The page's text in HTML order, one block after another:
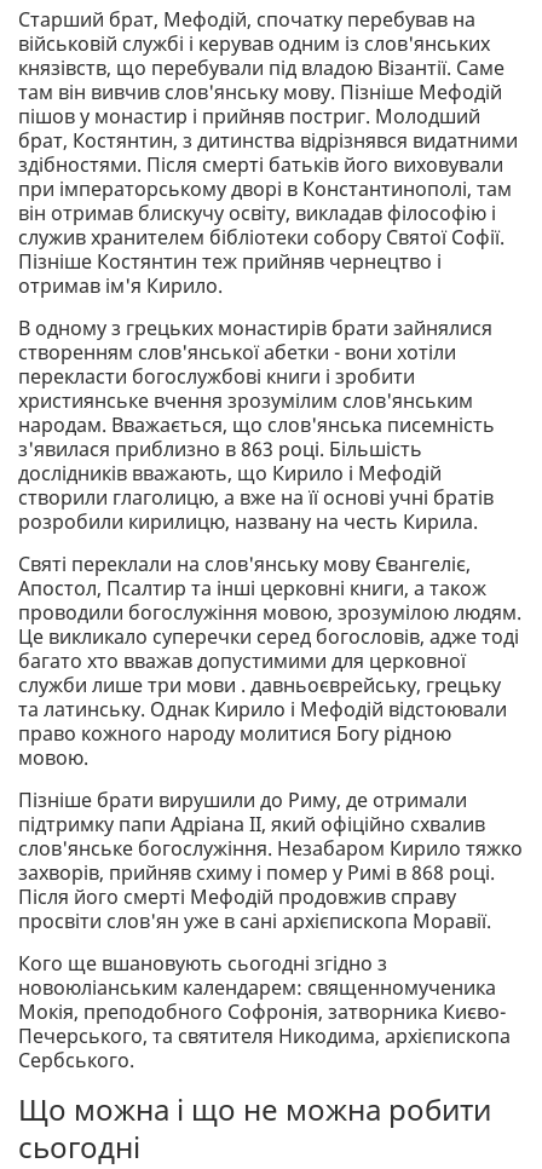
Старший брат, Мефодій, спочатку перебував на
військовій службі і керував одним із слов'янських
князівств, що перебували під владою Візантії. Саме
там він вивчив слов'янську мову. Пізніше Мефодій
пішов у монастир і прийняв постриг. Молодший
брат, Костянтин, з дитинства відрізнявся видатними
здібностями. Після смерті батьків його виховували
при імператорському дворі в Константинополі, там
він отримав блискучу освіту, викладав філософію і
служив хранителем бібліотеки собору Святої Софії.
Пізніше Костянтин теж прийняв чернецтво і
отримав ім'я Кирило.
В одному з грецьких монастирів брати зайнялися
створенням слов'янської абетки - вони хотіли
перекласти богослужбові книги і зробити
християнське вчення зрозумілим слов'янським
народам. Вважається, що слов'янська писемність
з'явилася приблизно в 863 році. Більшість
дослідників вважають, що Кирило і Мефодій
створили глаголицю, а вже на її основі учні братів
розробили кирилицю, названу на честь Кирила.
Святі переклали на слов'янську мову Євангеліє,
Апостол, Псалтир та інші церковні книги, а також
проводили богослужіння мовою, зрозумілою людям.
Це викликало суперечки серед богословів, адже тоді
багато хто вважав допустимими для церковної
служби лише три мови . давньоєврейську, грецьку
та латинську. Однак Кирило і Мефодій відстоювали
право кожного народу молитися Богу рідною
мовою.
Пізніше брати вирушили до Риму, де отримали
підтримку папи Адріана II, який офіційно схвалив
слов'янське богослужіння. Незабаром Кирило тяжко
захворів, прийняв схиму і помер у Римі в 868 році.
Після його смерті Мефодій продовжив справу
просвіти слов'ян уже в сані архієпископа Моравії.
Кого ще вшановують сьогодні згідно з
новоюліанським календарем: священномученика
Мокія, преподобного Софронія, затворника Києво-
Печерського, та святителя Никодима, архієпископа
Сербського.
Що можна і що не можна робити
сьогодні